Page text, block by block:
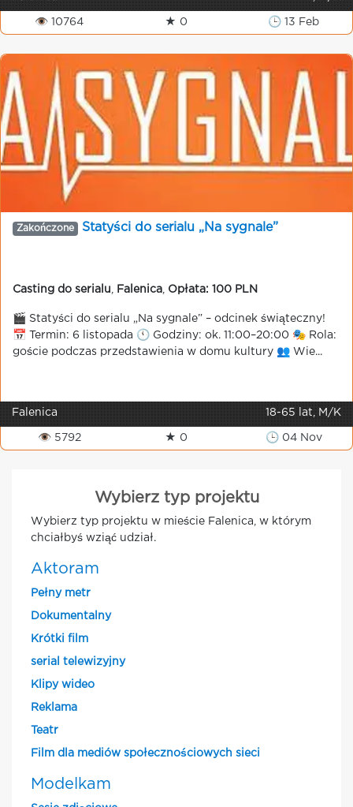
👁 10764 ★ 0 🕒 13 Feb
Zakończone Statyści do serialu „Na sygnale”
Casting do serialu Falenica Opłata: 100 PLN
🎬 Statyści do serialu „Na sygnale” – odcinek świąteczny!
📅 Termin: 6 listopada 🕚 Godziny: ok. 11:00–20:00 🎭 Rola:
goście podczas przedstawienia w domu kultury 👥 Wie...
Falenica 18-65 lat, M/K
👁 5792 ★ 0 🕒 04 Nov
Wybierz typ projektu
Wybierz typ projektu w mieście Falenica, w którym
chciałbyś wziąć udział.
Aktoram
Pełny metr
Dokumentalny
Krótki film
serial telewizyjny
Klipy wideo
Reklama
Teatr
Film dla mediów społecznościowych sieci
Modelkam